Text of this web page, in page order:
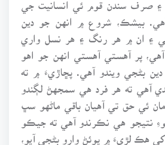
آهي. بيشڪ، شروع ۾ انهن جو دين
۽ ان ۾ هر رنگ ۽ هر نسل واري
پر آهستي آهستي انهن جو اهو
بڻجي ويندو آهي. پڇاڙيءَ ۾ ته
آهي ته هر فرد هي سمجهڻ لڳندو
ئي حق تي آهيان باقي ماڻهو سڀ
نتيجو هي نڪرندو آهي ته جيڪو
هڪ لڙيءَ ۾ پوئڻ وارو بڻجي آيو،